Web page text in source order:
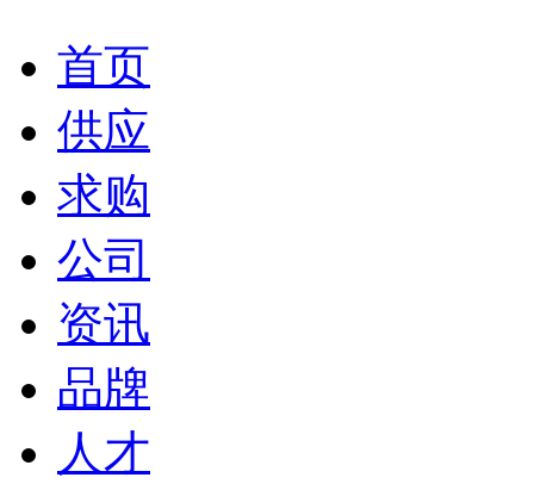
首页
供应
求购
公司
资讯
品牌
人才